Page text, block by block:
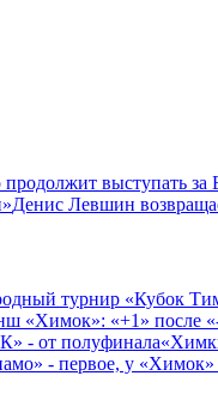
выступать
Денис Левшин
турнир «Кубок
«Химок»: «+1» после
- от полуфинала
- первое, у «Химок»